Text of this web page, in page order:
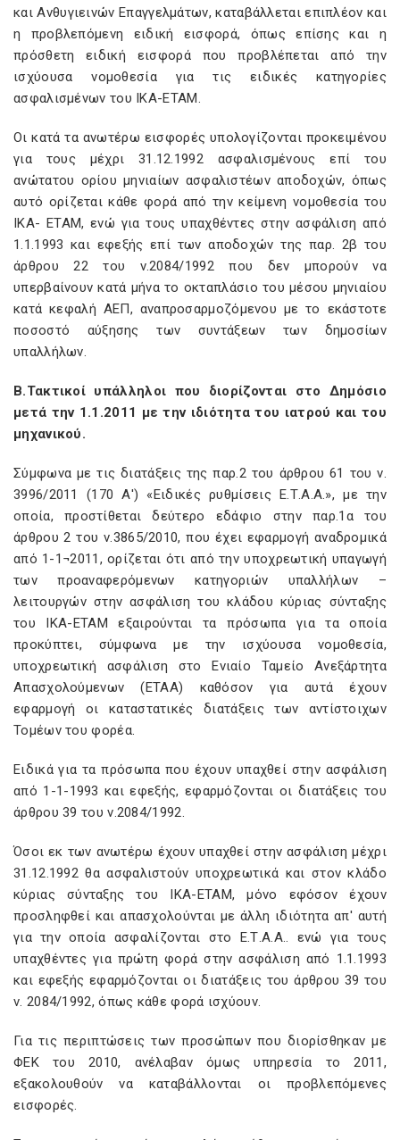
και Ανθυγιεινών Επαγγελμάτων, καταβάλλεται επιπλέον και
η προβλεπόμενη ειδική εισφορά, όπως επίσης και η
πρόσθετη ειδική εισφορά που προβλέπεται από την
ισχύουσα νομοθεσία για τις ειδικές κατηγορίες
ασφαλισμένων του ΙΚΑ-ΕΤΑΜ.
Οι κατά τα ανωτέρω εισφορές υπολογίζονται προκειμένου
για τους μέχρι 31.12.1992 ασφαλισμένους επί του
ανώτατου ορίου μηνιαίων ασφαλιστέων αποδοχών, όπως
αυτό ορίζεται κάθε φορά από την κείμενη νομοθεσία του
ΙΚΑ- ΕΤΑΜ, ενώ για τους υπαχθέντες στην ασφάλιση από
1.1.1993 και εφεξής επί των αποδοχών της παρ. 2β του
άρθρου 22 του ν.2084/1992 που δεν μπορούν να
υπερβαίνουν κατά μήνα το οκταπλάσιο του μέσου μηνιαίου
κατά κεφαλή ΑΕΠ, αναπροσαρμοζόμενου με το εκάστοτε
ποσοστό αύξησης των συντάξεων των δημοσίων
υπαλλήλων.
Β.Τακτικοί υπάλληλοι που διορίζονται στο Δημόσιο
μετά την 1.1.2011 με την ιδιότητα του ιατρού και του
μηχανικού.
Σύμφωνα με τις διατάξεις της παρ.2 του άρθρου 61 του ν.
3996/2011 (170 Α') «Ειδικές ρυθμίσεις Ε.Τ.Α.Α.», με την
οποία, προστίθεται δεύτερο εδάφιο στην παρ.1α του
άρθρου 2 του ν.3865/2010, που έχει εφαρμογή αναδρομικά
από 1-1¬2011, ορίζεται ότι από την υποχρεωτική υπαγωγή
των προαναφερόμενων κατηγοριών υπαλλήλων –
λειτουργών στην ασφάλιση του κλάδου κύριας σύνταξης
του ΙΚΑ-ΕΤΑΜ εξαιρούνται τα πρόσωπα για τα οποία
προκύπτει, σύμφωνα με την ισχύουσα νομοθεσία,
υποχρεωτική ασφάλιση στο Ενιαίο Ταμείο Ανεξάρτητα
Απασχολούμενων (ΕΤΑΑ) καθόσον για αυτά έχουν
εφαρμογή οι καταστατικές διατάξεις των αντίστοιχων
Τομέων του φορέα.
Ειδικά για τα πρόσωπα που έχουν υπαχθεί στην ασφάλιση
από 1-1-1993 και εφεξής, εφαρμόζονται οι διατάξεις του
άρθρου 39 του ν.2084/1992.
Όσοι εκ των ανωτέρω έχουν υπαχθεί στην ασφάλιση μέχρι
31.12.1992 θα ασφαλιστούν υποχρεωτικά και στον κλάδο
κύριας σύνταξης του ΙΚΑ-ΕΤΑΜ, μόνο εφόσον έχουν
προσληφθεί και απασχολούνται με άλλη ιδιότητα απ' αυτή
για την οποία ασφαλίζονται στο Ε.Τ.Α.Α.. ενώ για τους
υπαχθέντες για πρώτη φορά στην ασφάλιση από 1.1.1993
και εφεξής εφαρμόζονται οι διατάξεις του άρθρου 39 του
ν. 2084/1992, όπως κάθε φορά ισχύουν.
Για τις περιπτώσεις των προσώπων που διορίσθηκαν με
ΦΕΚ του 2010, ανέλαβαν όμως υπηρεσία το 2011,
εξακολουθούν να καταβάλλονται οι προβλεπόμενες
εισφορές.